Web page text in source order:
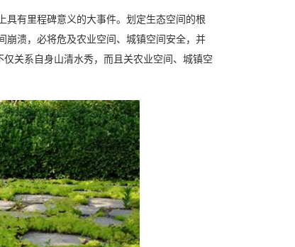
具有里程碑意义的大事件。划定生态空间的根
崩溃，必将危及农业空间、城镇空间安全，并
关系自身山清水秀，而且关农业空间、城镇空